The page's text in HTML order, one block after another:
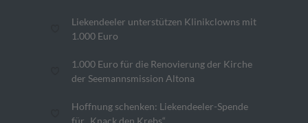
Liekendeeler unterstützen Klinikclowns mit
1.000 Euro
1.000 Euro für die Renovierung der Kirche
der Seemannsmission Altona
Hoffnung schenken: Liekendeeler-Spende
für „Knack den Krebs“